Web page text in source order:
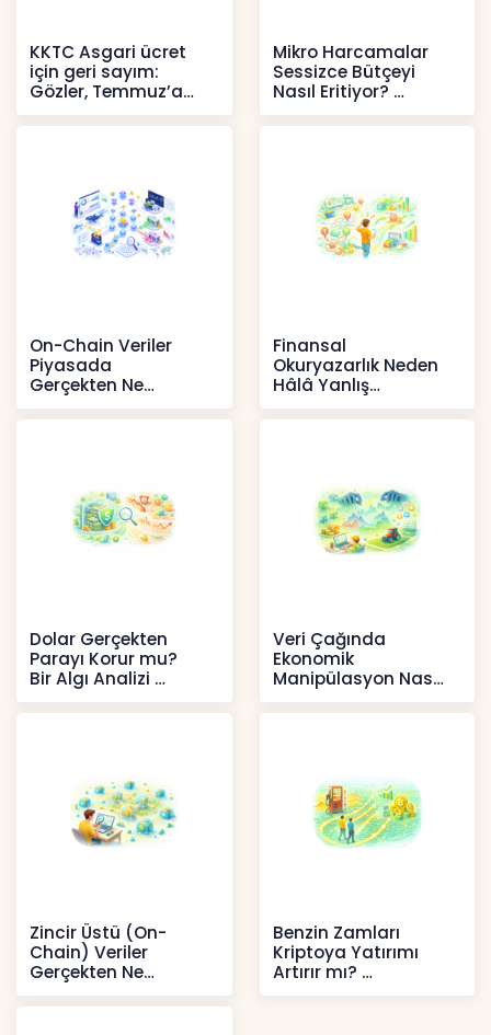
KKTC Asgari ücret
için geri sayım:
Gözler, Temmuz’a
yansıması beklenen
artışta
Mikro Harcamalar
Sessizce Bütçeyi
Nasıl Eritiyor?
İçerikler
On-Chain Veriler
Piyasada
Gerçekten Ne
Anlatır?
Kripto
Finansal
Okuryazarlık Neden
Hâlâ Yanlış
Anlaşılıyor?
İçerikler
Dolar Gerçekten
Parayı Korur mu?
Bir Algı Analizi
İçerikler
Veri Çağında
Ekonomik
Manipülasyon Nasıl
Şekil Değiştirdi?
İçerikler
Zincir Üstü (On-
Chain) Veriler
Gerçekten Ne
Anlatır?
Kripto
Benzin Zamları
Kriptoya Yatırımı
Artırır mı?
Kripto